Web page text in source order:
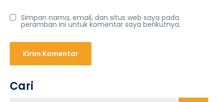
Simpan nama, email, dan situs web saya pada
peramban ini untuk komentar saya berikutnya.
Cari